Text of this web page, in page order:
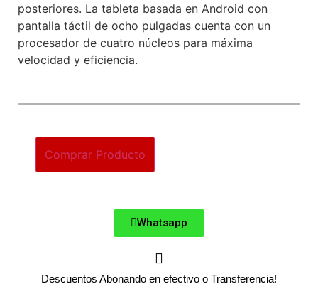
posteriores. La tableta basada en Android con
pantalla táctil de ocho pulgadas cuenta con un
procesador de cuatro núcleos para máxima
velocidad y eficiencia.
Comprar Producto
Whatsapp
Descuentos Abonando en efectivo o Transferencia!